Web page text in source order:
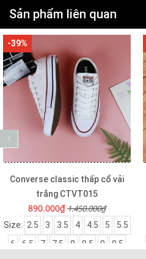
Sản phẩm liên quan
-39%
Converse classic thấp cổ vải
trắng CTVT015
890.000₫1.450.000₫
Size: 2.5 3 3.5 4 4.5 5
5.5
6
6.5 7 7.5 8 8.5 9
9.5